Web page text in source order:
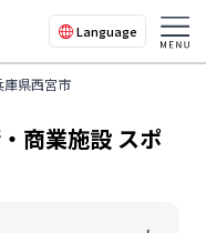
Language
庫県西宮市
商業施設 スポ